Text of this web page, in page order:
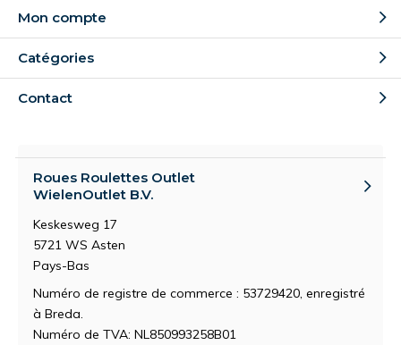
Mon compte
Catégories
Contact
Roues Roulettes Outlet
WielenOutlet B.V.
Keskesweg 17
5721 WS Asten
Pays-Bas
Numéro de registre de commerce : 53729420, enregistré
à Breda.
Numéro de TVA: NL850993258B01